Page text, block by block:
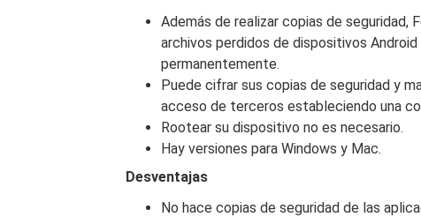
Además de realizar copias de seguridad,
archivos perdidos de dispositivos
permanentemente.
Puede cifrar sus copias de seguridad y
acceso de terceros estableciendo una
Rootear su dispositivo no es necesario.
Hay versiones para Windows y Mac.
Desventajas
No hace copias de seguridad de las